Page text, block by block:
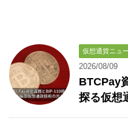
仮想通貨ニュ
2026/08/09
BTCPay
探る仮想